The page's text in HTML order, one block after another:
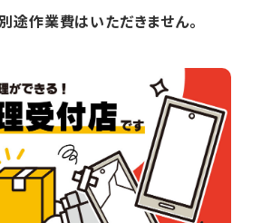
途作業費はいただきません｡